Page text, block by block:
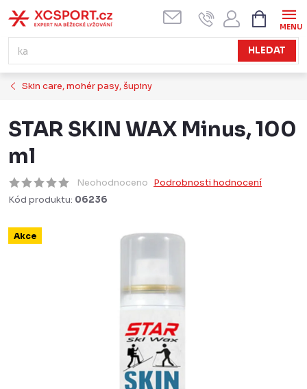
na
obsah
HLEDAT
KOŠÍK
Skin care, mohér pasy, šupiny
STAR SKIN WAX Minus, 100
ml
Neohodnoceno Podrobnosti hodnocení
Kód produktu: 06236
Akce